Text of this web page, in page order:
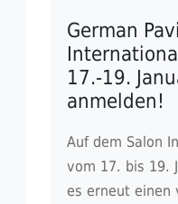
German
17.-19.
anmelden!
Auf dem Salon
vom 17. bis 19.
es erneut einen